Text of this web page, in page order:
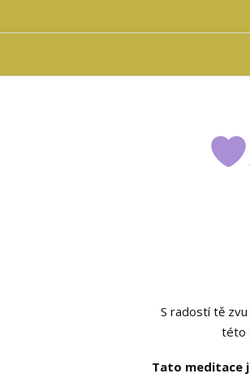
S radostí tě
této
Tato meditace